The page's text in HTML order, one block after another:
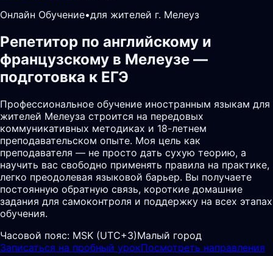
Онлайн Обучение•для жителей г. Мелеуз
Репетитор по английскому и
французскому в Мелеузе —
подготовка к ЕГЭ
Профессиональное обучение иностранным языкам для
жителей Мелеуза строится на передовых
коммуникативных методиках и 18-летнем
преподавательском опыте. Моя цель как
преподавателя — не просто дать сухую теорию, а
научить вас свободно применять правила на практике,
легко преодолевая языковой барьер. Вы получаете
постоянную обратную связь, короткие домашние
задания для самоконтроля и поддержку на всех этапах
обучения.
Часовой пояс: MSK (UTC+3)Малый город
Записаться на пробный урокПосмотреть направления